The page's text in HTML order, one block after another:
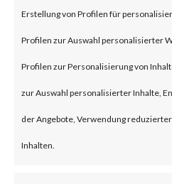
Erstellung von Profilen für
Profilen zur Auswahl personalisierter
Profilen zur Personalisierung von
zur Auswahl personalisierter Inhalte,
der Angebote, Verwendung
Inhalten.
described as a
escalation
security flaw can
unauthenticated
escalate
relay attacks